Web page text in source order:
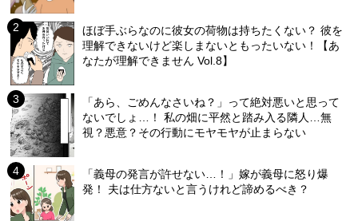
ほぼ手ぶらなのに彼女の荷物は持ちたくない？ 彼を
理解できないけど楽しまないともったいない！【あ
なたが理解できません Vol.8】
「あら、ごめんなさいね？」って絶対悪いと思って
ないでしょ…！ 私の畑に平然と踏み入る隣人…無
視？悪意？その行動にモヤモヤが止まらない
「義母の発言が許せない…！」嫁が義母に怒り爆
発！ 夫は仕方ないと言うけれど諦めるべき？